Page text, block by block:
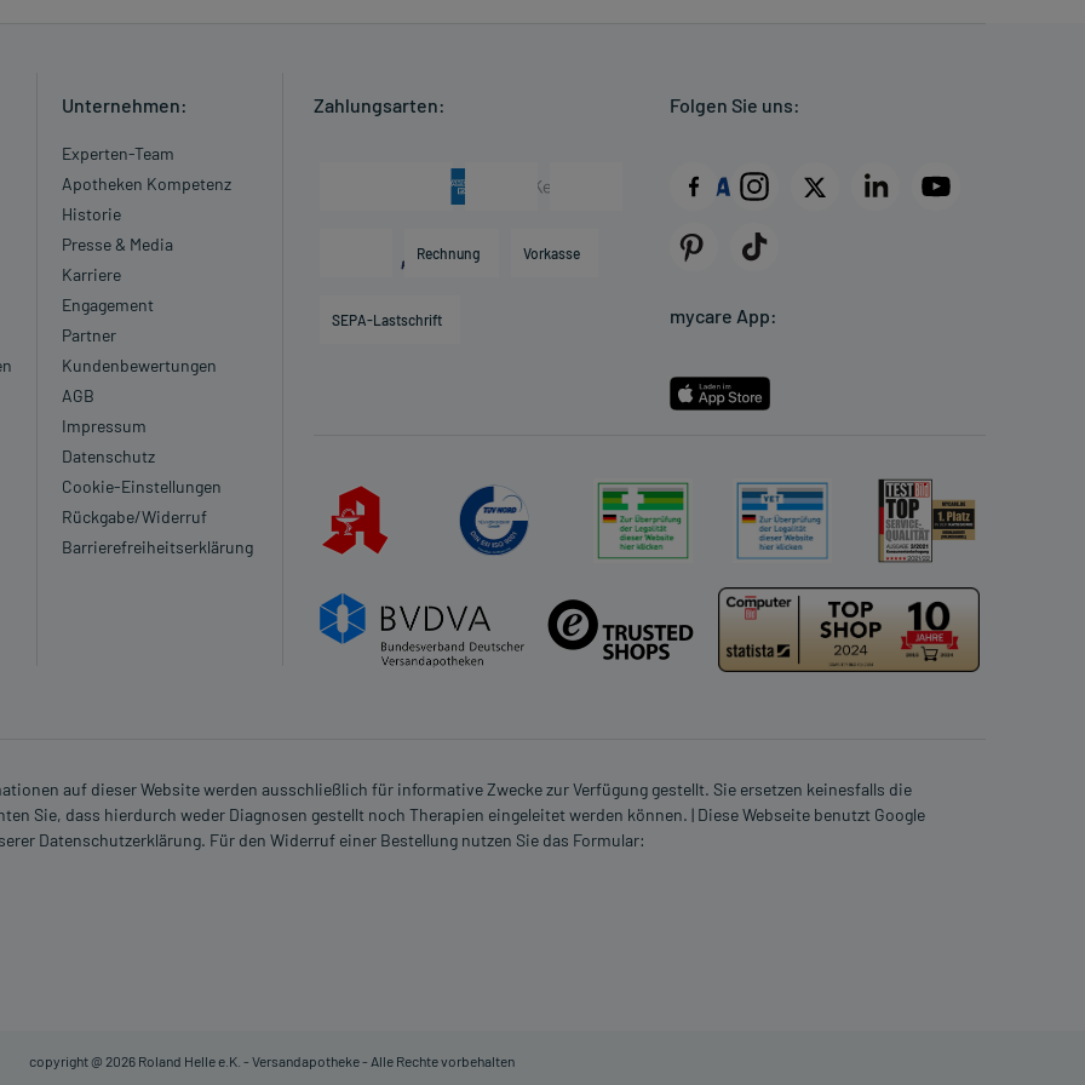
im inneren Augenbereich
darf nicht angewendet werden.
spielen verschiedene Überlegungen eine Rolle, ob und
werden kann.
Er wird Ihre besondere Ausgangslage prüfen und Sie
weitermachen können.
worden, sprechen Sie mit Ihrem Arzt oder
als das Risiko, das die Anwendung bei einer
Unternehmen:
Experten-Team
Apotheken Kompetenz
Historie
Presse & Media
Karriere
Engagement
Partner
Kundenbewertungen
AGB
Impressum
Datenschutz
Cookie-Einstellungen
Rückgabe/Widerruf
Barrierefreiheitserklärung
Zahlungsarten:
Rechnung Vorkasse
SEPA-Lastschrift
Folgen Sie uns:
mycare App:
auf dieser Website werden ausschließlich für informative Zwecke zur Verfügung gestellt. Sie ersetzen keinesfalls die
Sie, dass hierdurch weder Diagnosen gestellt noch Therapien eingeleitet werden können. | Diese Webseite benutzt Google
Datenschutzerklärung. Für den Widerruf einer Bestellung nutzen Sie das Formular:
copyright @ 2026 Roland Helle e.K. - Versandapotheke - Alle Rechte vorbehalten